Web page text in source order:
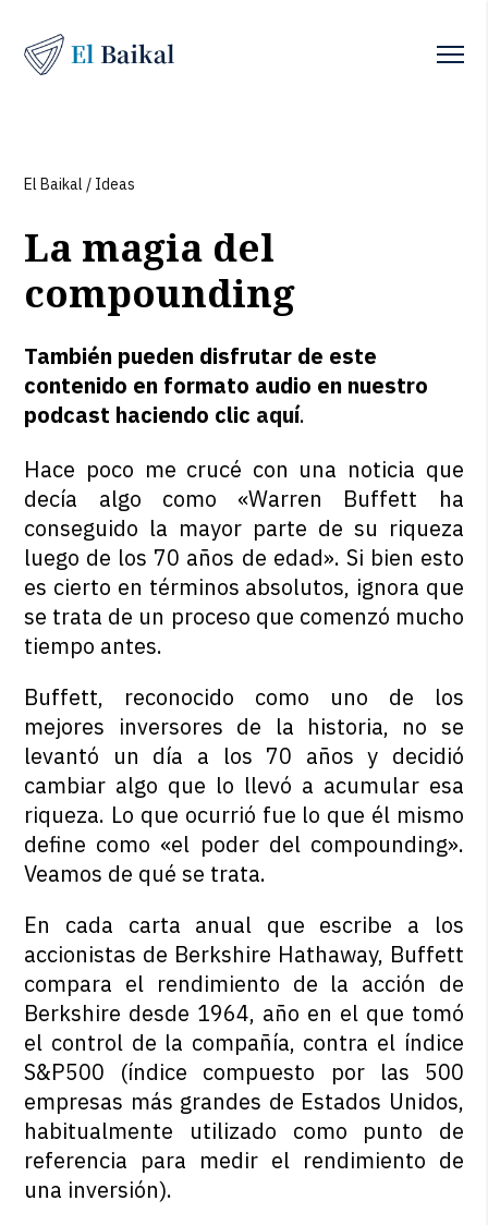
El Baikal / Ideas
La magia del
compounding
También pueden disfrutar de este
contenido en formato audio en nuestro
podcast haciendo clic aquí.
Hace poco me crucé con una noticia que
decía algo como «Warren Buffett ha
conseguido la mayor parte de su riqueza
luego de los 70 años de edad». Si bien esto
es cierto en términos absolutos, ignora que
se trata de un proceso que comenzó mucho
tiempo antes.
Buffett, reconocido como uno de los
mejores inversores de la historia, no se
levantó un día a los 70 años y decidió
cambiar algo que lo llevó a acumular esa
riqueza. Lo que ocurrió fue lo que él mismo
define como «el poder del compounding».
Veamos de qué se trata.
En cada carta anual que escribe a los
accionistas de Berkshire Hathaway, Buffett
compara el rendimiento de la acción de
Berkshire desde 1964, año en el que tomó
el control de la compañía, contra el índice
S&P500 (índice compuesto por las 500
empresas más grandes de Estados Unidos,
habitualmente utilizado como punto de
referencia para medir el rendimiento de
una inversión).